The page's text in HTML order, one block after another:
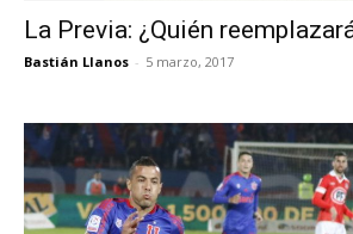
La Previa: ¿Quién
Bastián Llanos - 5 marzo, 2017